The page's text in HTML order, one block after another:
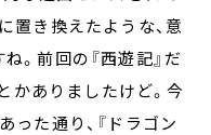
置き換えたような、意
。前回の『西遊記』だ
かありましたけど。今
った通り、『ドラゴン